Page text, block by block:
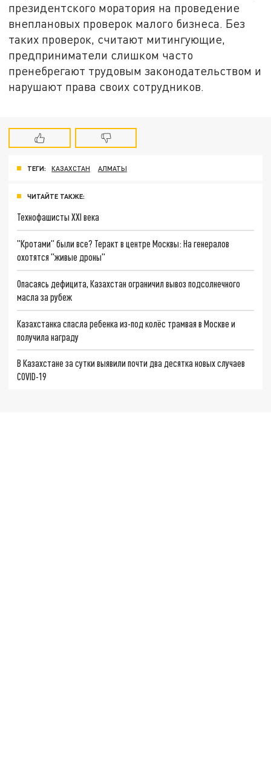
президентского моратория на проведение
внеплановых проверок малого бизнеса. Без
таких проверок, считают митингующие,
предприниматели слишком часто
пренебрегают трудовым законодательством и
нарушают права своих сотрудников.
ТЕГИ: КАЗАХСТАН АЛМАТЫ
ЧИТАЙТЕ ТАКЖЕ:
Технофашисты XXI века
"Кротами" были все? Теракт в центре Москвы: На генералов
охотятся "живые дроны"
Опасаясь дефицита, Казахстан ограничил вывоз подсолнечного
масла за рубеж
Казахстанка спасла ребенка из-под колёс трамвая в Москве и
получила награду
В Казахстане за сутки выявили почти два десятка новых случаев
COVID-19